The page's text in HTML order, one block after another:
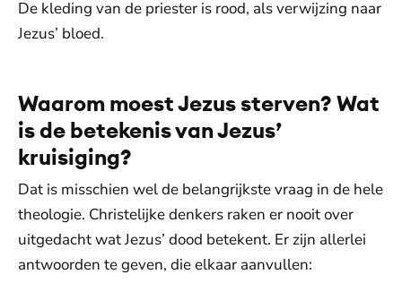
De kleding van de priester is rood, als verwijzing naar
Jezus’ bloed.
Waarom moest Jezus sterven? Wat
is de betekenis van Jezus’
kruisiging?
Dat is misschien wel de belangrijkste vraag in de hele
theologie. Christelijke denkers raken er nooit over
uitgedacht wat Jezus’ dood betekent. Er zijn allerlei
antwoorden te geven, die elkaar aanvullen: